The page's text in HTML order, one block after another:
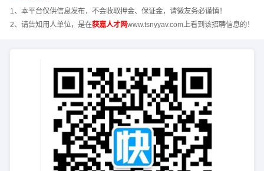
1、本平台仅供信息发布，不会收取押金、保证金，请微友务必谨慎！
2、请告知用人单位，是在获嘉人才网www.tsnyyav.com上看到该招聘信息的！